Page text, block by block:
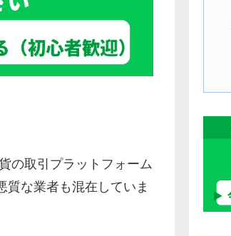
の取引プラットフォーム
質な業者も混在していま